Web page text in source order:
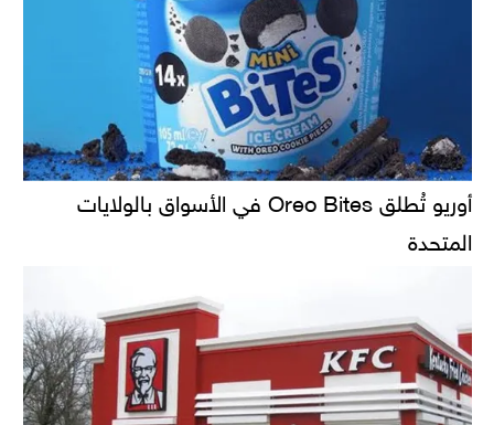
أوريو تُطلق Oreo Bites في الأسواق بالولايات
المتحدة